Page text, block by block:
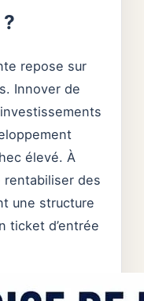
repose sur
Innover de
élevé. À
rentabiliser des
une structure
ticket d’entrée